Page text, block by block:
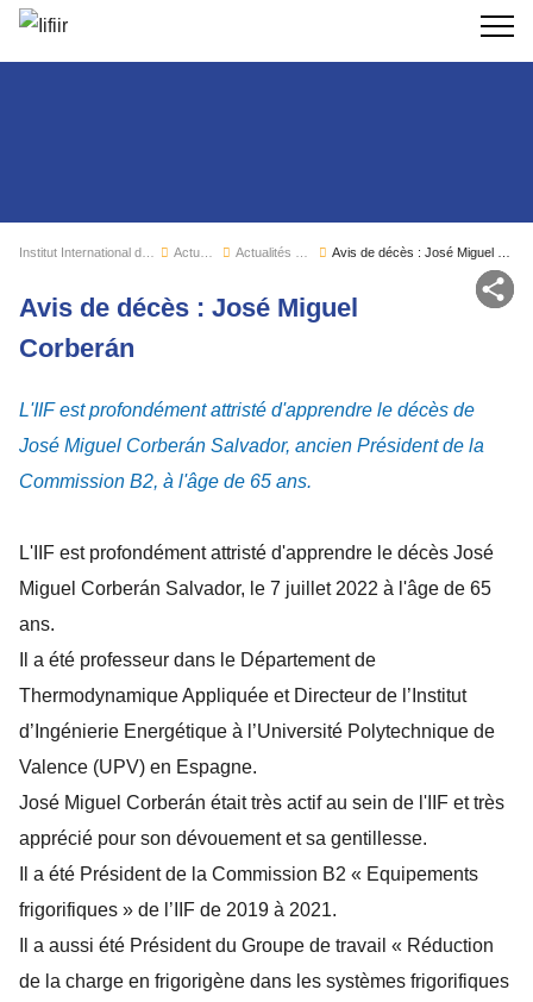
Actualités
Avis de décès : José Miguel
Corberán
L'IIF est profondément attristé d'apprendre le décès de
José Miguel Corberán Salvador, ancien Président de la
Commission B2, à l'âge de 65 ans.
L'IIF est profondément attristé d'apprendre le décès José
Miguel Corberán Salvador, le 7 juillet 2022 à l'âge de 65
ans.
Il a été professeur dans le Département de
Thermodynamique Appliquée et Directeur de l’Institut
d’Ingénierie Energétique à l’Université Polytechnique de
Valence (UPV) en Espagne.
José Miguel Corberán était très actif au sein de l'IIF et très
apprécié pour son dévouement et sa gentillesse.
Il a été Président de la Commission B2 « Equipements
frigorifiques » de l’IIF de 2019 à 2021.
Il a aussi été Président du Groupe de travail « Réduction
de la charge en frigorigène dans les systèmes frigorifiques